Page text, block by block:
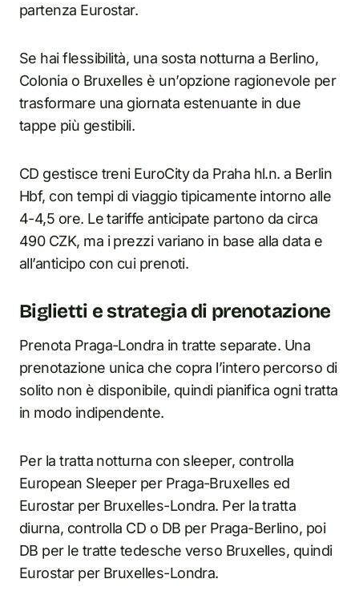
partenza Eurostar.
Se hai flessibilità, una sosta notturna a Berlino,
Colonia o Bruxelles è un’opzione ragionevole per
trasformare una giornata estenuante in due
tappe più gestibili.
CD gestisce treni EuroCity da Praha hl.n. a Berlin
Hbf, con tempi di viaggio tipicamente intorno alle
4-4,5 ore. Le tariffe anticipate partono da circa
490 CZK, ma i prezzi variano in base alla data e
all’anticipo con cui prenoti.
Biglietti e strategia di prenotazione
Prenota Praga-Londra in tratte separate. Una
prenotazione unica che copra l’intero percorso di
solito non è disponibile, quindi pianifica ogni tratta
in modo indipendente.
Per la tratta notturna con sleeper, controlla
European Sleeper per Praga-Bruxelles ed
Eurostar per Bruxelles-Londra. Per la tratta
diurna, controlla CD o DB per Praga-Berlino, poi
DB per le tratte tedesche verso Bruxelles, quindi
Eurostar per Bruxelles-Londra.